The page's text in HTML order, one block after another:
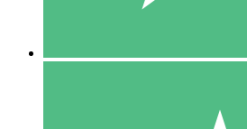
10 Downloaden